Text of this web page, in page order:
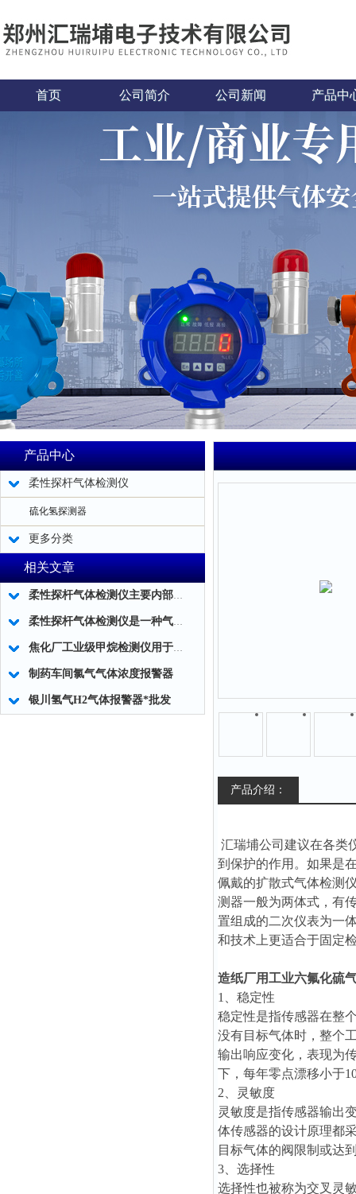
首页 公司简介 公司新闻 产品中
产品中心
柔性探杆气体检测仪
硫化氢探测器
更多分类
相关文章
柔性探杆气体检测仪主要内部结构简述
柔性探杆气体检测仪是一种气体泄露浓度检测的仪器仪表工具
焦化厂工业级甲烷检测仪用于煤气泄漏检测
制药车间氯气气体浓度报警器
银川氢气H2气体报警器*批发
产品介绍：
汇瑞埔公司建议在各类
到保护的作用。如果是
佩戴的扩散式气体检测
测器一般为两体式，有
置组成的二次仪表为一
和技术上更适合于固定
造纸厂用工业六氟化硫
1、稳定性
稳定性是指传感器在整
没有目标气体时，整个
输出响应变化，表现为
下，每年零点漂移小于
2、灵敏度
灵敏度是指传感器输出
体传感器的设计原理都
目标气体的阀限制或达
3、选择性
选择性也被称为交叉灵